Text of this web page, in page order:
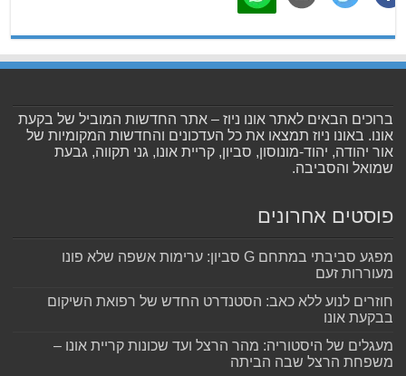
ברוכים הבאים לאתר אונו ניוז – אתר החדשות המוביל של בקעת
אונו. באונו ניוז תמצאו את כל העדכונים והחדשות המקומיות של
אור יהודה, יהוד-מונוסון, סביון, קריית אונו, גני תקווה, גבעת
שמואל והסביבה.
פוסטים אחרונים
מפגע סביבתי במתחם G סביון: ערימות אשפה שלא פונו
מעוררות זעם
חוזרים לנוע ללא כאב: הסטנדרט החדש של רפואת השיקום
בבקעת אונו
מעגלים של היסטוריה: מהר הרצל ועד שכונות קריית אונו –
משפחת הרצל שבה הביתה